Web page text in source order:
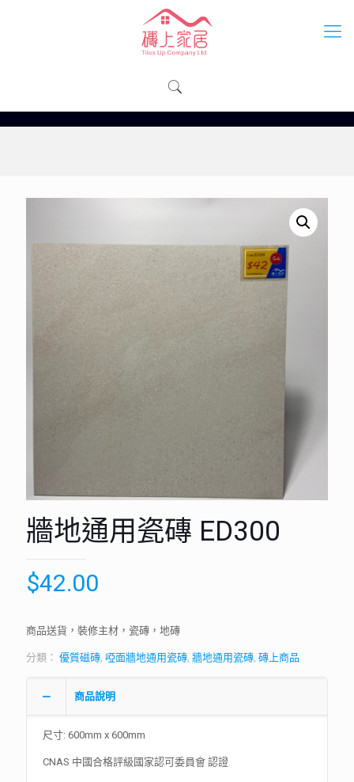
牆地通用瓷磚 ED300
$42.00
商品送貨，裝修主材，瓷磚，地磚
分類： 優質磁磚, 啞面牆地通用瓷磚, 牆地通用瓷磚, 磚上商品
商品說明
尺寸: 600mm x 600mm
CNAS 中國合格評級國家認可委員會 認證